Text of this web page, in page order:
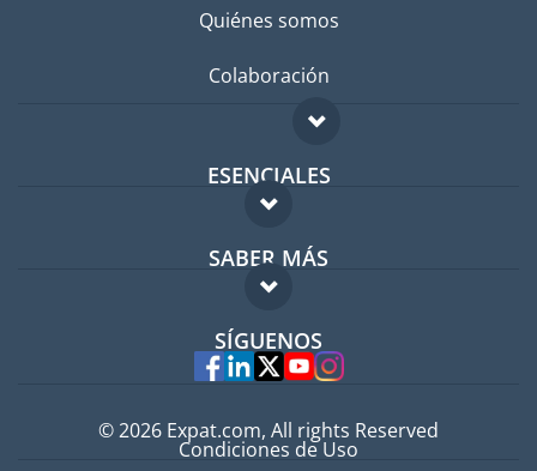
Quiénes somos
Colaboración
ESENCIALES
Foro para expatriados
Guía para expatriados
Trabajos en el extranjero
SABER MÁS
FAQ
Expertos
SÍGUENOS
© 2026 Expat.com, All rights Reserved
Condiciones de Uso